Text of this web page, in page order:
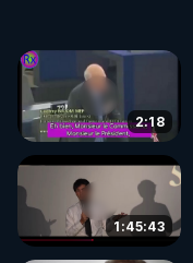
2:18
1:45:43